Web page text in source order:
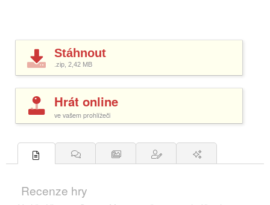
Stáhnout
.zip, 2,42 MB
Hrát online
ve vašem prohlížeči
Recenze hry